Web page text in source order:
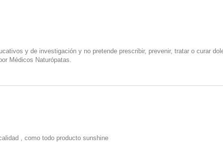
y de investigación y no pretende prescribir, prevenir, tratar o curar
Médicos Naturópatas.
, como todo producto sunshine